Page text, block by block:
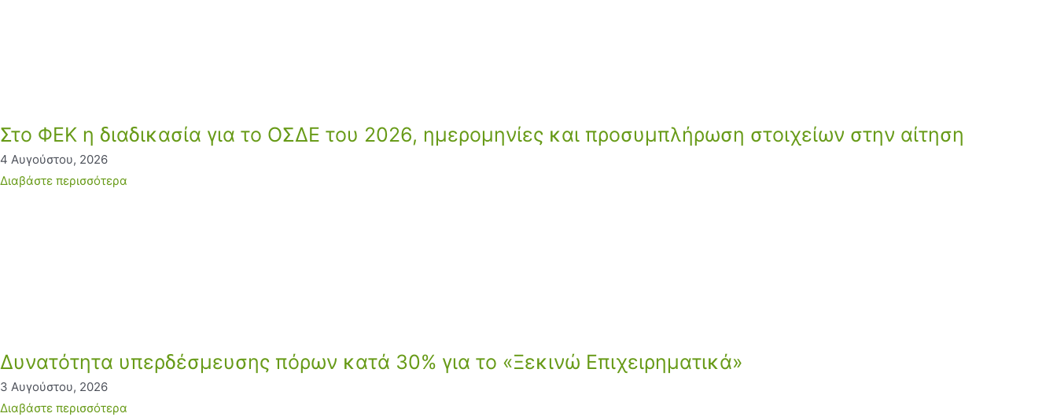
Στο ΦΕΚ η διαδικασία για το ΟΣΔΕ του 2026, ημερομηνίες και προσυμπλήρωση στοιχείων στην αίτηση
4 Αυγούστου, 2026
Διαβάστε περισσότερα
Δυνατότητα υπερδέσμευσης πόρων κατά 30% για το «Ξεκινώ Επιχειρηματικά»
3 Αυγούστου, 2026
Διαβάστε περισσότερα